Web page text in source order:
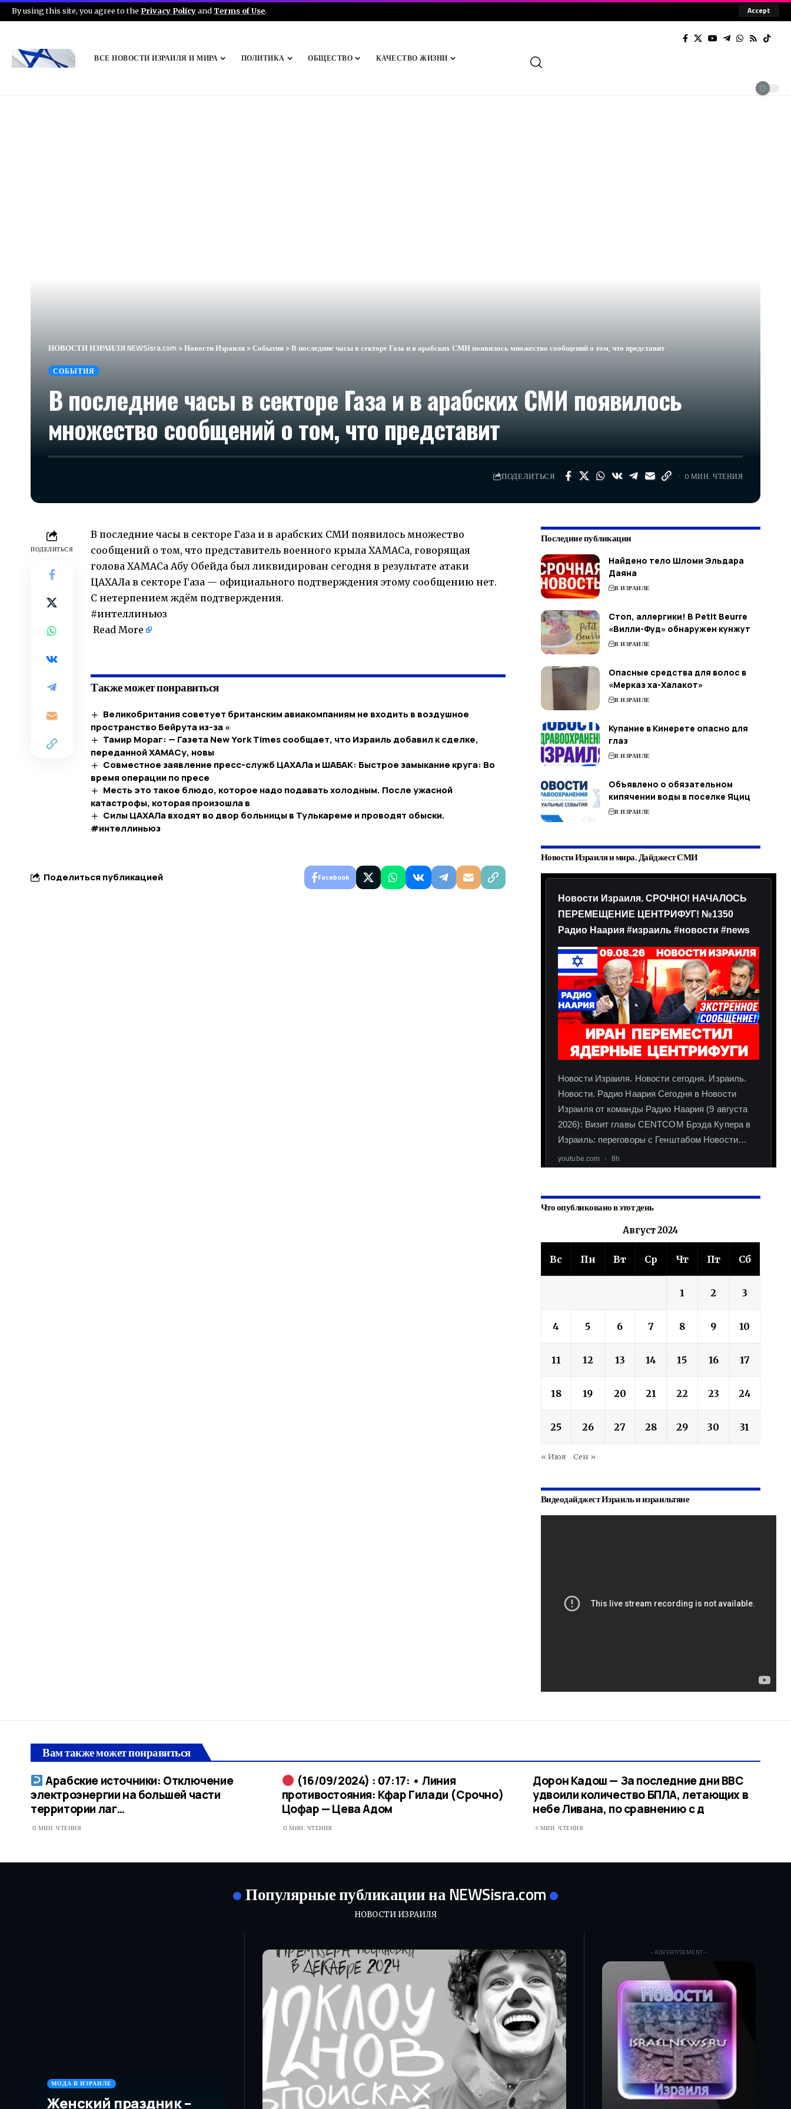
By using this site, you agree to the Privacy Policyand Terms of Use. Accept
ВСЕ НОВОСТИ ИЗРАИЛЯ И МИРА ПОЛИТИКА ОБЩЕСТВО КАЧЕСТВО ЖИЗНИ
НОВОСТИ ИЗРАИЛЯ NEWSisra.com >Новости Израиля >События >В последние часы в секторе Газа и в арабских СМИ появилось множество сообщений о том, что представит
СОБЫТИЯ
В последние часы в секторе Газа и в арабских СМИ появилось
множество сообщений о том, что представит
ПОДЕЛИТЬСЯ 0 МИН. ЧТЕНИЯ
ПОДЕЛИТЬСЯ
В последние часы в секторе Газа и в арабских СМИ появилось множество
сообщений о том, что представитель военного крыла ХАМАСа, говорящая
голова ХАМАСа Абу Обейда был ликвидирован сегодня в результате атаки
ЦАХАЛа в секторе Газа — официального подтверждения этому сообщению нет.
С нетерпением ждём подтверждения.
#интеллиньюз
Read More
Также может понравиться
Великобритания советует британским авиакомпаниям не входить в воздушное
пространство Бейрута из-за «
Тамир Мораг: — Газета New York Times сообщает, что Израиль добавил к сделке,
переданной ХАМАСу, новы
Совместное заявление пресс-служб ЦАХАЛа и ШАБАК: Быстрое замыкание круга: Во
время операции по пресе
Месть это такое блюдо, которое надо подавать холодным. После ужасной
катастрофы, которая произошла в
Силы ЦАХАЛа входят во двор больницы в Тулькареме и проводят обыски.
#интеллиньюз
Поделиться публикацией Facebook
Последние публикации
Найдено тело Шломи Эльдара
Даяна
В ИЗРАИЛЕ
Стоп, аллергики! В Petit Beurre
«Вилли-Фуд» обнаружен кунжут
В ИЗРАИЛЕ
Опасные средства для волос в
«Мерказ ха-Халакот»
В ИЗРАИЛЕ
Купание в Кинерете опасно для
глаз
В ИЗРАИЛЕ
Объявлено о обязательном
кипячении воды в поселке Яциц
В ИЗРАИЛЕ
Новости Израиля и мира. Дайджест СМИ
Что опубликовано в этот день
Август 2024
Вс Пн Вт Ср Чт Пт Сб
1 2 3
4 5 6 7 8 9 10
11 12 13 14 15 16 17
18 19 20 21 22 23 24
25 26 27 28 29 30 31
« Июл Сен »
Видеодайджест Израиль и израильтяне
Вам также может понравиться
Арабские источники: Отключение
электроэнергии на большей части
территории лаг…​
0 МИН. ЧТЕНИЯ
(16/09/2024) : 07:17: • Линия
противостояния: Кфар Гилади (Срочно)
Цофар — Цева Адом
0 МИН. ЧТЕНИЯ
Дорон Кадош — За последние дни ВВС
удвоили количество БПЛА, летающих в
небе Ливана, по сравнению с д
1 МИН. ЧТЕНИЯ
Популярные публикации на NEWSisra.com
НОВОСТИ ИЗРАИЛЯ
МОДА В ИЗРАИЛЕ
Женский праздник –
- ADVERTISEMENT -